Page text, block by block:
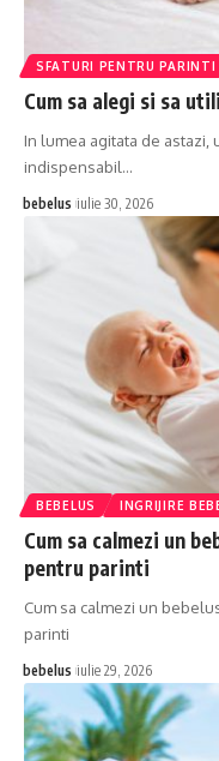
SFATURI PENTRU PARINTI
Cum sa alegi si sa
In lumea agitata de
indispensabil…
bebelus iulie 30, 2026
BEBELUS INGRIJIRE
Cum sa calmezi un
pentru parinti
Cum sa calmezi un
parinti
bebelus iulie 29, 2026